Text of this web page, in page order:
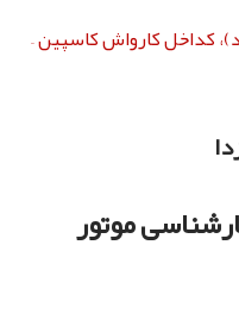
کداخل کارواش کاسپین –
موتور